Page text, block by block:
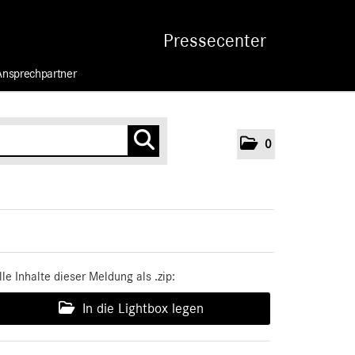
Pressecenter
0
Inhalte dieser Meldung als .zip:
In die Lightbox legen